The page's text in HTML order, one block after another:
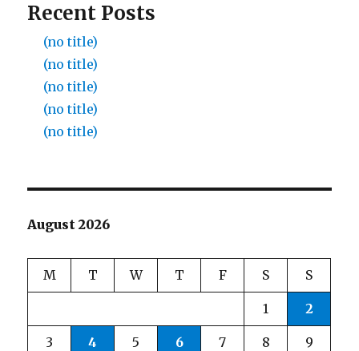
Recent Posts
(no title)
(no title)
(no title)
(no title)
(no title)
August 2026
M T W T F S S
1 2
3 4 5 6 7 8 9